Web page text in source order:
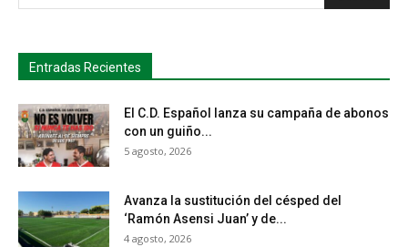
Entradas Recientes
El C.D. Español lanza su campaña de abonos
con un guiño...
5 agosto, 2026
Avanza la sustitución del césped del
‘Ramón Asensi Juan’ y de...
4 agosto, 2026